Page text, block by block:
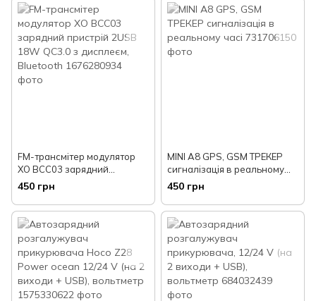
FM-трансмітер модулятор
XO BCC03 зарядний
пристрій 2USB 18W QC3.0 з
дисплеєм, Bluetooth
450 грн
MINI A8 GPS, GSM ТРЕКЕР
сигналізація в реальному
часі
450 грн